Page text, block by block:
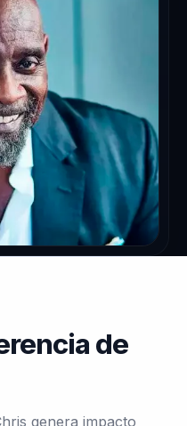
de
genera impacto